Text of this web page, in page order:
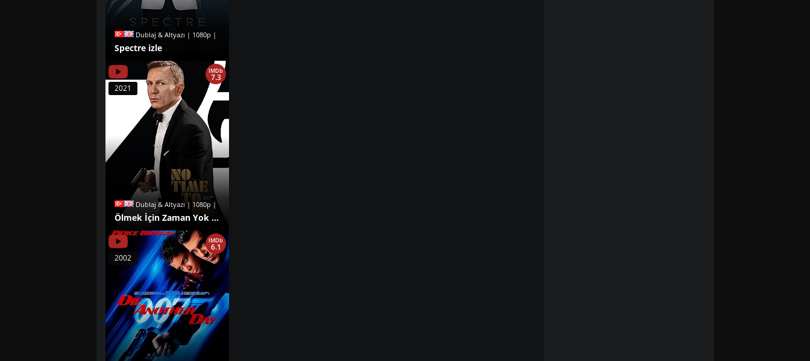
Dublaj & Altyazı | 1080p |
Spectre izle
Dublaj & Altyazı | 1080p |
Ölmek İçin Zaman Yok izle
IMDb
7.3
2021
IMDb
6.1
2002